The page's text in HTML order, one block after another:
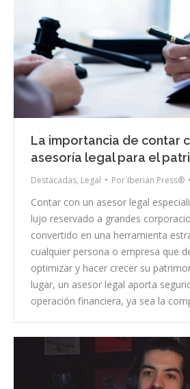
La importancia de contar
asesoría legal para el
Destacadas, Legal Por Iberian Press®
Contar con un asesor legal
lujo reservado a grandes
convertido en una herramienta
cualquier persona o empresa que
optimizar y hacer crecer su
lugar, un asesor legal aporta
operación financiera, ya sea la